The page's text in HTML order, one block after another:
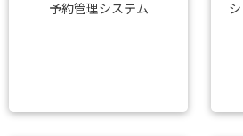
予約管理システム